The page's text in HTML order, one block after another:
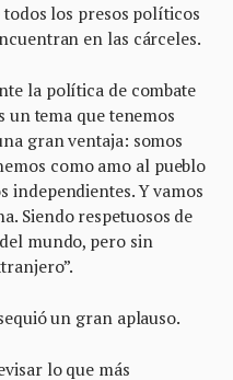
los presos políticos
en las cárceles.
la política de combate
un tema que tenemos
gran ventaja: somos
como amo al pueblo
independientes. Y vamos
Siendo respetuosos de
mundo, pero sin
un gran aplauso.
lo que más